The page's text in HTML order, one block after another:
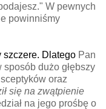
W pewnych
powinniśmy
szczere. Dlatego Pan
dużo głębszy
oraz
się na zwątpienie
na jego prośbę o